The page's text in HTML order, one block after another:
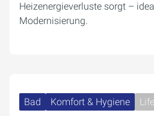
Heizenergieverluste sorgt –
Modernisierung.
Bad Komfort & Hygiene